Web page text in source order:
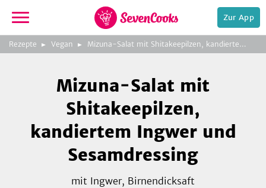
zur
Startseite
Zur App
Rezepte Vegan Mizuna-Salat mit Shitakeepilzen, kandiertem Ingwer und Sesamdressing
Foto:Oliver Brachat
Mizuna-Salat mit
Shitakeepilzen,
kandiertem Ingwer und
Sesamdressing
mit Ingwer, Birnendicksaft